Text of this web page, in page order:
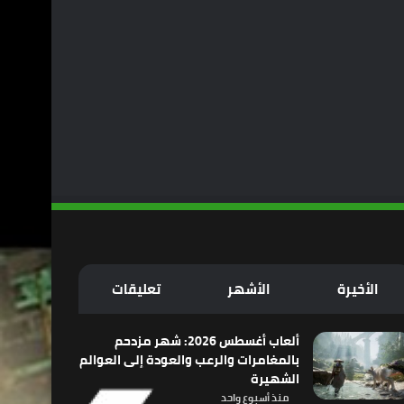
الأخيرة الأشهر تعليقات
ألعاب أغسطس 2026: شهر مزدحم
بالمغامرات والرعب والعودة إلى العوالم
الشهيرة
منذ أسبوع واحد